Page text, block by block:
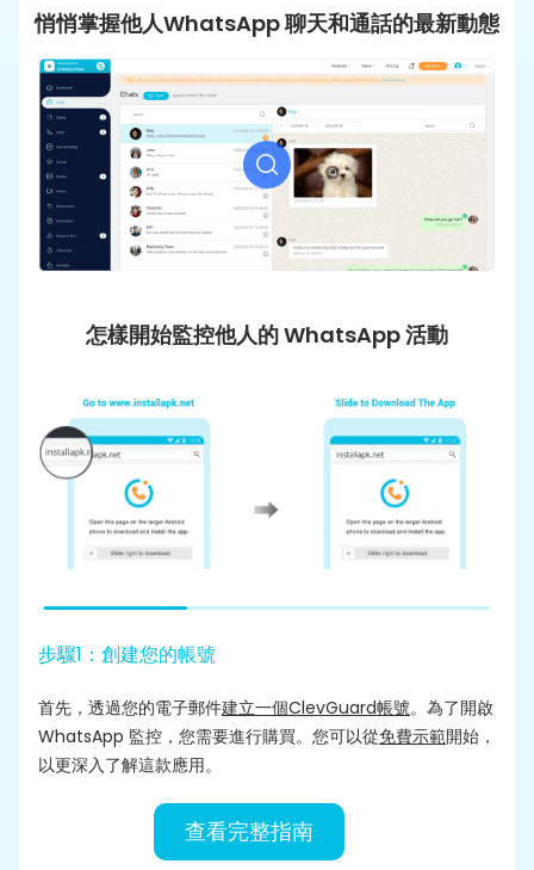
悄悄掌握他人WhatsApp 聊天和通話的最新動態
怎樣開始監控他人的 WhatsApp 活動
步驟1：創建您的帳號
首先，透過您的電子郵件建立一個ClevGuard帳號。為了開啟
WhatsApp 監控，您需要進行購買。您可以從免費示範開始，
以更深入了解這款應用。
查看完整指南